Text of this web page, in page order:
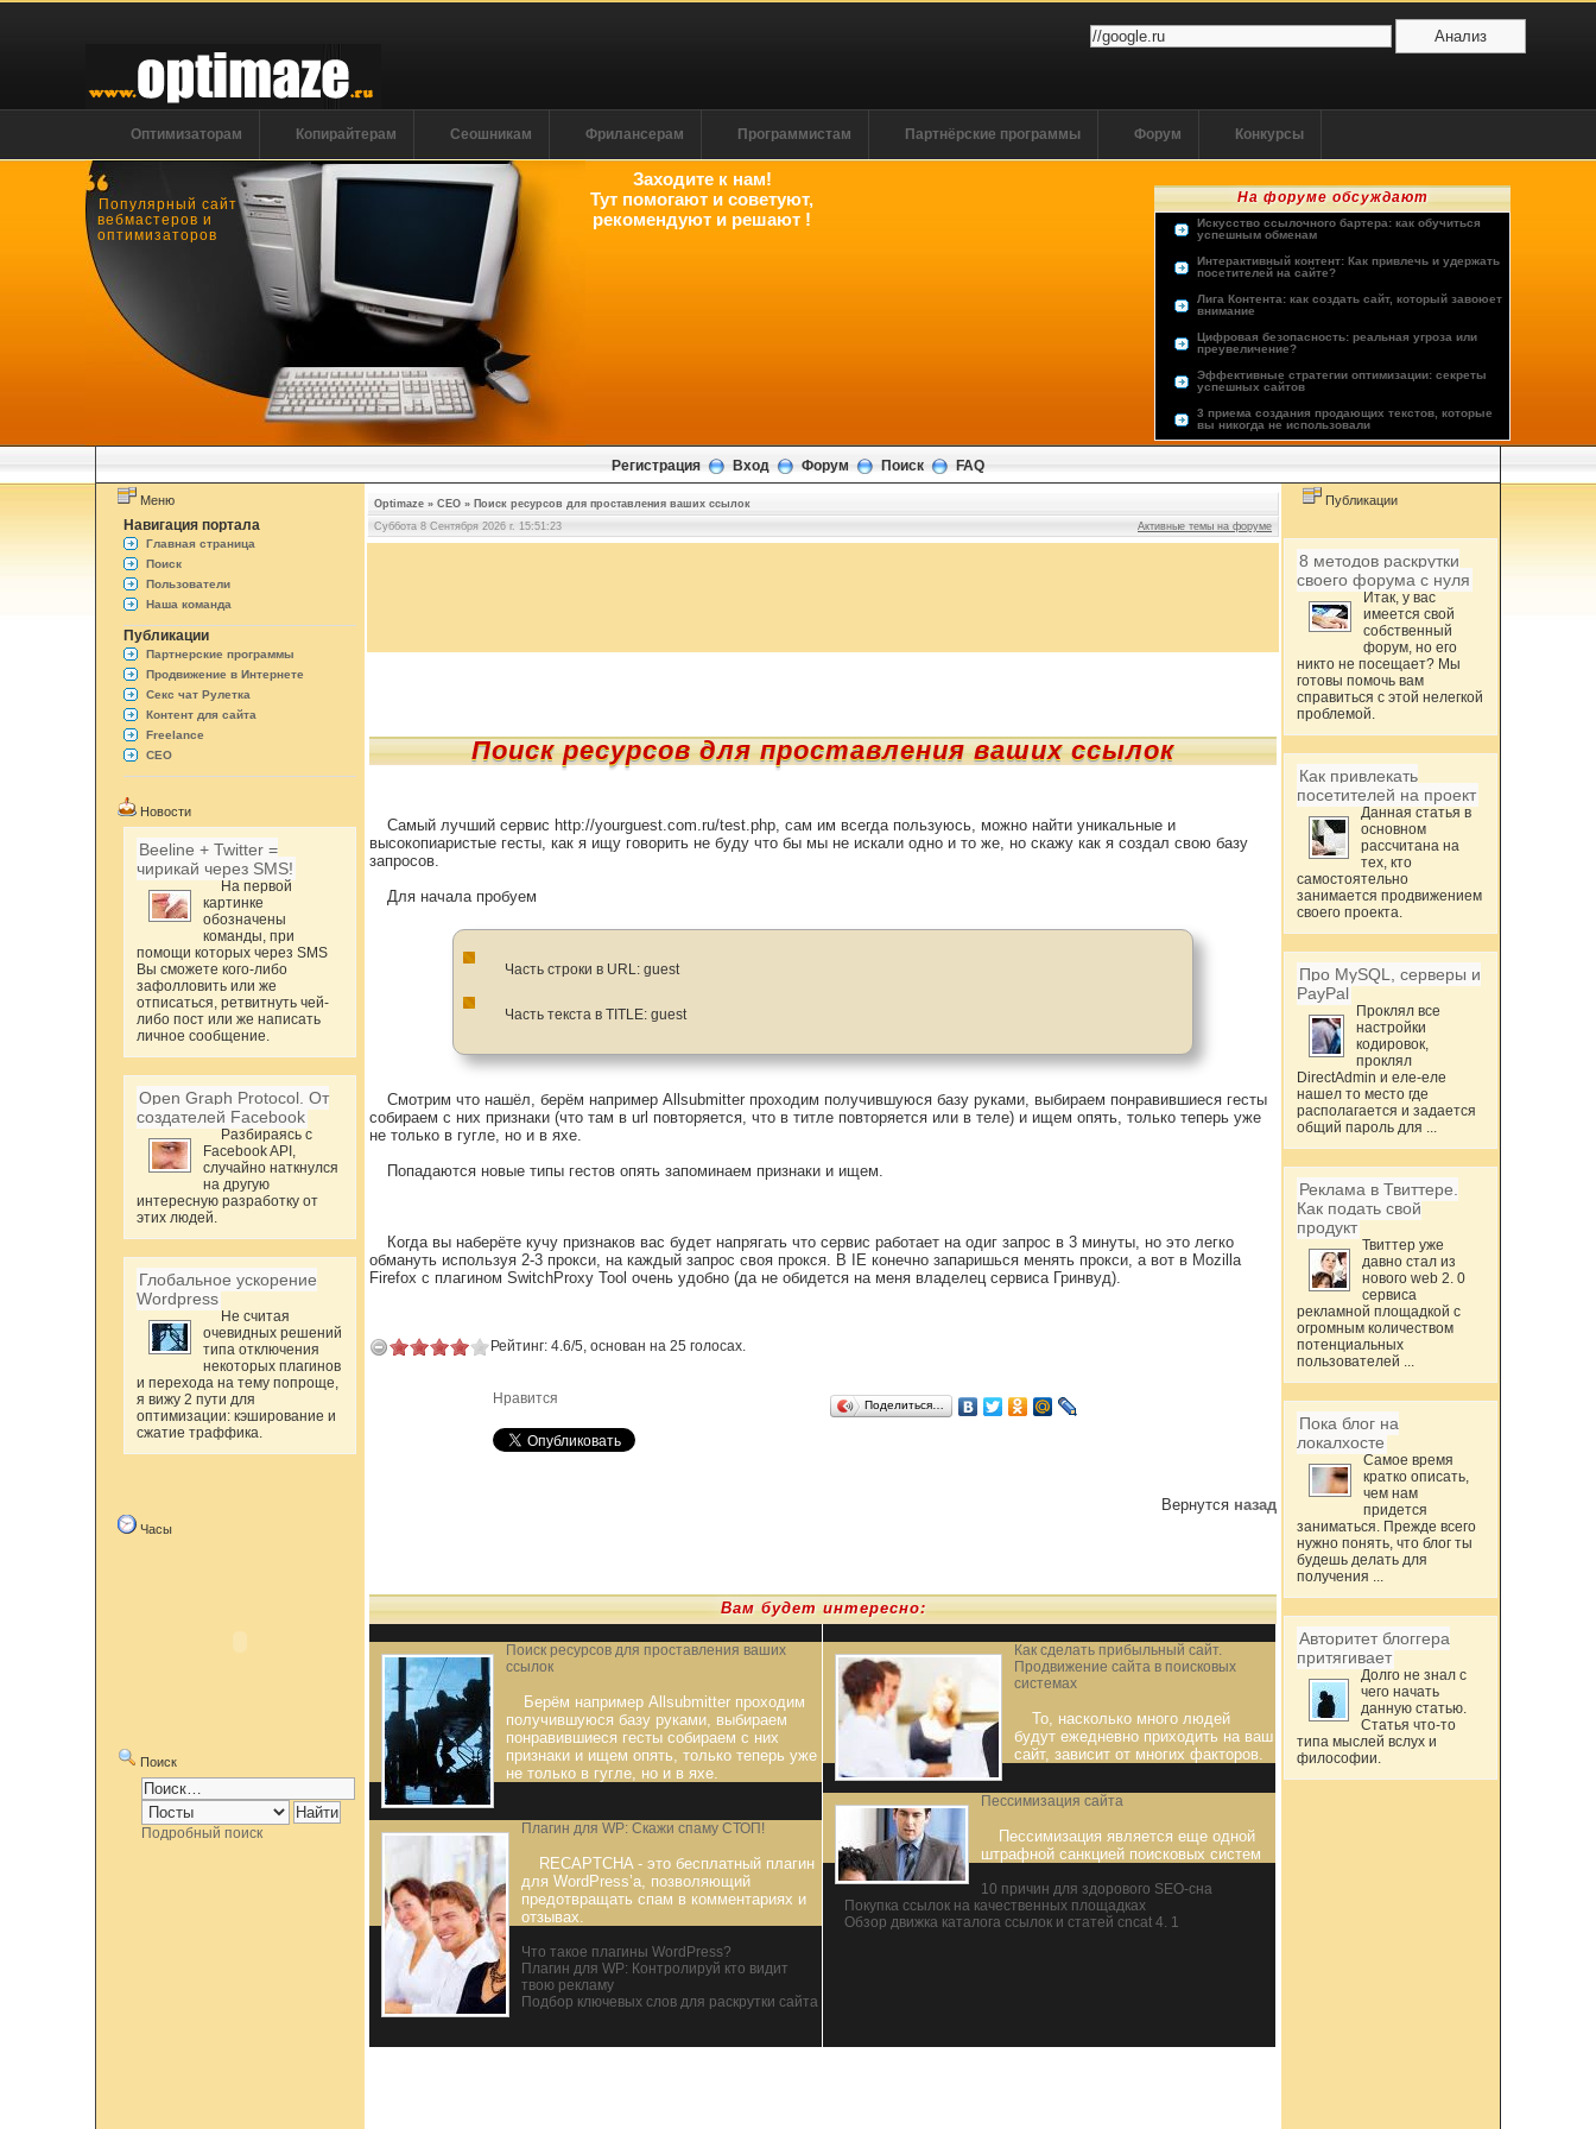
Оптимизаторам Копирайтерам Сеошникам Фрилансерам Программистам Партнёрские программы Форум Конкурсы
На форуме обсуждают
Искусство ссылочного бартера: как обучиться
успешным обменам
Интерактивный контент: Как привлечь и удержать
посетителей на сайте?
Лига Контента: как создать сайт, который завоюет
внимание
Цифровая безопасность: реальная угроза или
преувеличение?
Эффективные стратегии оптимизации: секреты
успешных сайтов
3 приема создания продающих текстов, которые
вы никогда не использовали
Опыт пользователей: лучшие хостинг-провайдеры
Популярный сайт
вебмастеров и
оптимизаторов
Заходите к нам!
Тут помогают и советуют,
рекомендуют и решают !
Регистрация Вход Форум Поиск FAQ
Меню
Навигация портала
Главная страница
Поиск
Пользователи
Наша команда
Публикации
Партнерские программы
Продвижение в Интернете
Секс чат Рулетка
Контент для сайта
Freelance
СЕО
Новости
Beeline + Twitter =
чирикай через SMS!
На первой
картинке
обозначены
команды, при
помощи которых через SMS
Вы сможете кого-либо
зафолловить или же
отписаться, ретвитнуть чей-
либо пост или же написать
личное сообщение.
Open Graph Protocol. От
создателей Facebook
Разбираясь с
Facebook API,
случайно наткнулся
на другую
интересную разработку от
этих людей.
Глобальное ускорение
Wordpress
Не считая
очевидных решений
типа отключения
некоторых плагинов
и перехода на тему попроще,
я вижу 2 пути для
оптимизации: кэширование и
сжатие траффика.
Часы
Поиск
Подробный поиск
Optimaze » СЕО » Поиск ресурсов для проставления ваших ссылок
Суббота 8 Сентября 2026 г. 15:51:24
Активные темы на форуме
Поиск ресурсов для проставления ваших ссылок
Самый лучший сервис http://yourguest.com.ru/test.php, сам им всегда пользуюсь, можно найти уникальные и
высокопиаристые гесты, как я ищу говорить не буду что бы мы не искали одно и то же, но скажу как я создал свою базу
запросов.
Для начала пробуем
Часть строки в URL: guest
Часть текста в TITLE: guest
Смотрим что нашёл, берём например Allsubmitter проходим получившуюся базу руками, выбираем понравившиеся гесты
собираем с них признаки (что там в url повторяется, что в титле повторяется или в теле) и ищем опять, только теперь уже
не только в гугле, но и в яхе.
Попадаются новые типы гестов опять запоминаем признаки и ищем.
Когда вы наберёте кучу признаков вас будет напрягать что сервис работает на одиг запрос в 3 минуты, но это легко
обмануть используя 2-3 прокси, на каждый запрос своя прокся. В IE конечно запаришься менять прокси, а вот в Mozilla
Firefox с плагином SwitchProxy Tool очень удобно (да не обидется на меня владелец сервиса Гринвуд).
Рейтинг: 4.6/5, основан на 25 голосах.
Нравится Поделиться…
Вернутся назад
Вам будет интересно:
Поиск ресурсов для проставления ваших
ссылок
Берём например Allsubmitter проходим
получившуюся базу руками, выбираем
понравившиеся гесты собираем с них
признаки и ищем опять, только теперь уже
не только в гугле, но и в яхе.
Плагин для WP: Скажи спаму СТОП!
RECAPTCHA - это бесплатный плагин
для WordPress’а, позволяющий
предотвращать спам в комментариях и
отзывах.
Что такое плагины WordPress?
Плагин для WP: Контролируй кто видит
твою рекламу
Подбор ключевых слов для раскрутки сайта
Как сделать прибыльный сайт.
Продвижение сайта в поисковых
системах
То, насколько много людей
будут ежедневно приходить на ваш
сайт, зависит от многих факторов.
Пессимизация сайта
Пессимизация является еще одной
штрафной санкцией поисковых систем
10 причин для здорового SEO-сна
Покупка ссылок на качественных площадках
Обзор движка каталога ссылок и статей cncat 4. 1
Публикации
8 методов раскрутки
своего форума с нуля
Итак, у вас
имеется свой
собственный
форум, но его
никто не посещает? Мы
готовы помочь вам
справиться с этой нелегкой
проблемой.
Как привлекать
посетителей на проект
Данная статья в
основном
рассчитана на
тех, кто
самостоятельно
занимается продвижением
своего проекта.
Про MySQL, серверы и
PayPal
Проклял все
настройки
кодировок,
проклял
DirectAdmin и еле-еле
нашел то место где
располагается и задается
общий пароль для ...
Реклама в Твиттере.
Как подать свой
продукт
Твиттер уже
давно стал из
нового web 2. 0
сервиса
рекламной площадкой с
огромным количеством
потенциальных
пользователей ...
Пока блог на
локалхосте
Самое время
кратко описать,
чем нам
придется
заниматься. Прежде всего
нужно понять, что блог ты
будешь делать для
получения ...
Авторитет блоггера
притягивает
Долго не знал с
чего начать
данную статью.
Статья что-то
типа мыслей вслух и
философии.